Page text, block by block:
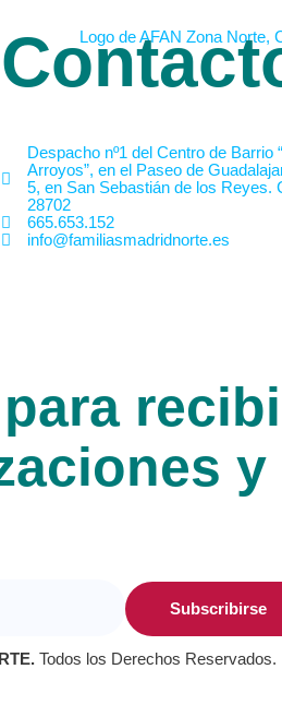
Despacho nº1 del Centro de Barrio
Arroyos”, en el Paseo de
5, en San Sebastián de los Reyes.
28702
665.653.152
info@familiasmadridnorte.es
y
Subscribirse
Todos los Derechos Reservados.